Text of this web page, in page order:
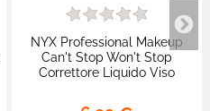
NYX Professional Makeup
Can't Stop Won't Stop
Correttore Liquido Viso